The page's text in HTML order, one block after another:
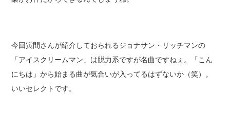
今回寅間さんが紹介しておられるジョナサン・リッチマンの
「アイスクリームマン」は脱力系ですが名曲ですねぇ。「こん
にちは」から始まる曲が気合いが入ってるはずないか（笑）。
いいセレクトです。